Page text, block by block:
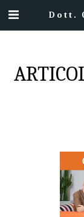
Dott.